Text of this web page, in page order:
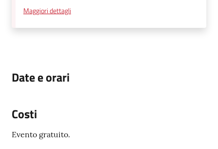
Maggiori dettagli
Date e orari
Costi
Evento gratuito.